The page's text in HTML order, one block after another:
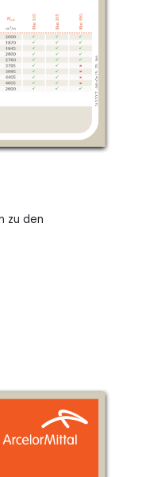
zu den